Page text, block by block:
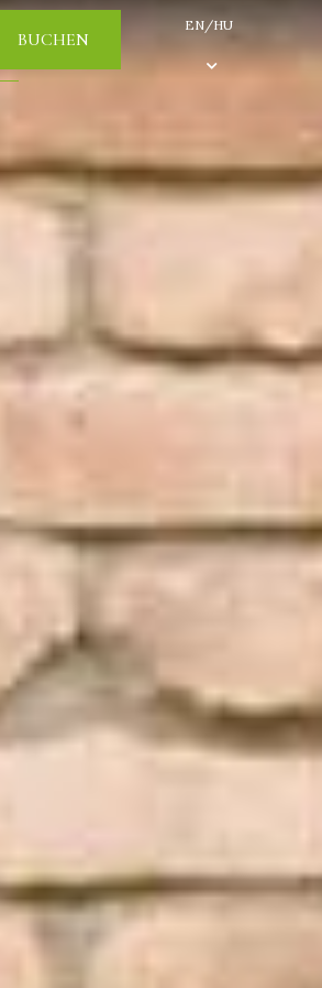
BUCHEN
EN/HU